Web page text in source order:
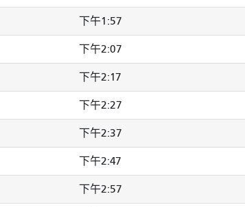
下午1:57
下午2:07
下午2:17
下午2:27
下午2:37
下午2:47
下午2:57